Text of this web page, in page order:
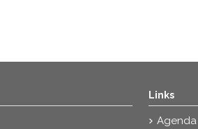
Links
Agenda